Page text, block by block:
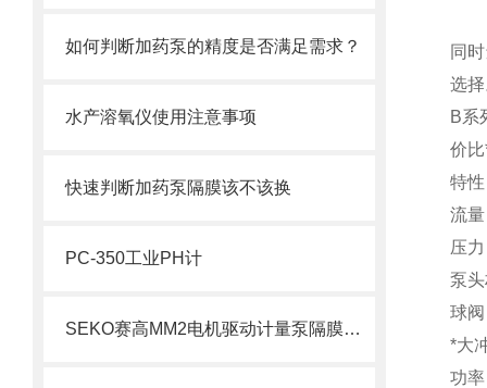
如何判断加药泵的精度是否满足需求？
水产溶氧仪使用注意事项
快速判断加药泵隔膜该不该换
PC-350工业PH计
SEKO赛高MM2电机驱动计量泵隔膜更换步骤
同
选
B系
价
特
流
压
泵
球
*大
功